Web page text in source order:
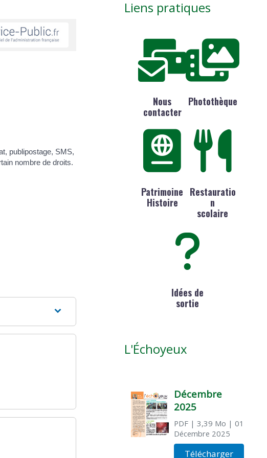
publipostage, SMS,
nombre de droits.
Liens pratiques
Nous
contacter
Photothèque
Patrimoine
Histoire
Restauratio
n
scolaire
Idées de
sortie
L'Échoyeux
Décembre
2025
PDF| 3,39 Mo | 01
Décembre 2025
Télécharger